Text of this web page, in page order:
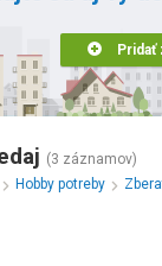
Pridať
(3 záznamov)
Hobby potreby